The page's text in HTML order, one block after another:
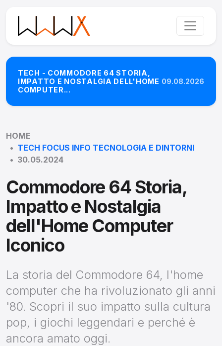
TECH - COMMODORE 64 STORIA,
IMPATTO E NOSTALGIA DELL'HOME
COMPUTER...
09.08.2026
HOME
TECH FOCUS INFO TECNOLOGIA E DINTORNI
30.05.2024
Commodore 64 Storia,
Impatto e Nostalgia
dell'Home Computer
Iconico
La storia del Commodore 64, l'home
computer che ha rivoluzionato gli anni
'80. Scopri il suo impatto sulla cultura
pop, i giochi leggendari e perché è
ancora amato oggi.